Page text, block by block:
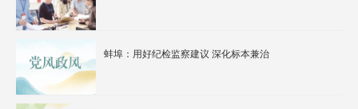
蚌埠：用好纪检监察建议 深化标本兼治